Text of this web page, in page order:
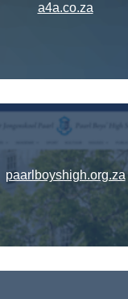
a4a.co.za
paarlboyshigh.org.za